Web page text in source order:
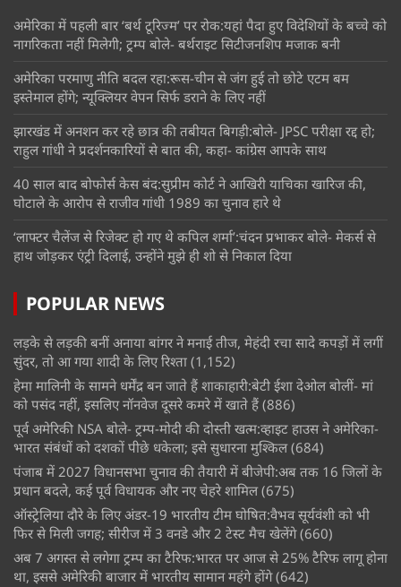
अमेरिका में पहली बार ‘बर्थ टूरिज्म’ पर रोक:यहां पैदा हुए विदेशियों के बच्चे को
नागरिकता नहीं मिलेगी; ट्रम्प बोले- बर्थराइट सिटीजनशिप मजाक बनी
अमेरिका परमाणु नीति बदल रहा:रूस-चीन से जंग हुई तो छोटे एटम बम
इस्तेमाल होंगे; न्यूक्लियर वेपन सिर्फ डराने के लिए नहीं
झारखंड में अनशन कर रहे छात्र की तबीयत बिगड़ी:बोले- JPSC परीक्षा रद्द हो;
राहुल गांधी ने प्रदर्शनकारियों से बात की, कहा- कांग्रेस आपके साथ
40 साल बाद बोफोर्स केस बंद:सुप्रीम कोर्ट ने आखिरी याचिका खारिज की,
घोटाले के आरोप से राजीव गांधी 1989 का चुनाव हारे थे
‘लाफ्टर चैलेंज से रिजेक्ट हो गए थे कपिल शर्मा’:चंदन प्रभाकर बोले- मेकर्स से
हाथ जोड़कर एंट्री दिलाई, उन्होंने मुझे ही शो से निकाल दिया
POPULAR NEWS
लड़के से लड़की बनीं अनाया बांगर ने मनाई तीज, मेहंदी रचा सादे कपड़ों में लगीं
सुंदर, तो आ गया शादी के लिए रिश्ता (1,152)
हेमा मालिनी के सामने धर्मेंद्र बन जाते हैं शाकाहारी:बेटी ईशा देओल बोलीं- मां
को पसंद नहीं, इसलिए नॉनवेज दूसरे कमरे में खाते हैं (886)
पूर्व अमेरिकी NSA बोले- ट्रम्प-मोदी की दोस्ती खत्म:व्हाइट हाउस ने अमेरिका-
भारत संबंधों को दशकों पीछे धकेला; इसे सुधारना मुश्किल (684)
पंजाब में 2027 विधानसभा चुनाव की तैयारी में बीजेपी:अब तक 16 जिलों के
प्रधान बदले, कई पूर्व विधायक और नए चेहरे शामिल (675)
ऑस्ट्रेलिया दौरे के लिए अंडर-19 भारतीय टीम घोषित:वैभव सूर्यवंशी को भी
फिर से मिली जगह; सीरीज में 3 वनडे और 2 टेस्ट मैच खेलेंगे (660)
अब 7 अगस्त से लगेगा ट्रम्प का टैरिफ:भारत पर आज से 25% टैरिफ लागू होना
था, इससे अमेरिकी बाजार में भारतीय सामान महंगे होंगे (642)